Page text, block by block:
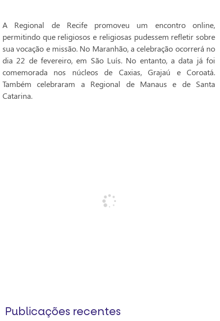
A Regional de Recife promoveu um encontro online,
permitindo que religiosos e religiosas pudessem refletir sobre
sua vocação e missão. No Maranhão, a celebração ocorrerá no
dia 22 de fevereiro, em São Luís. No entanto, a data já foi
comemorada nos núcleos de Caxias, Grajaú e Coroatá.
Também celebraram a Regional de Manaus e de Santa
Catarina.
Publicações recentes